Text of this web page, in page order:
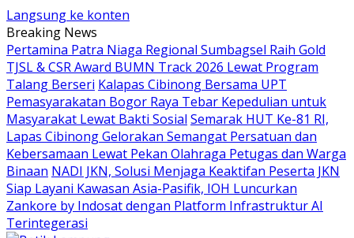
Langsung ke konten
Breaking News
Pertamina Patra Niaga Regional Sumbagsel Raih Gold
TJSL & CSR Award BUMN Track 2026 Lewat Program
Talang Berseri Kalapas Cibinong Bersama UPT
Pemasyarakatan Bogor Raya Tebar Kepedulian untuk
Masyarakat Lewat Bakti Sosial Semarak HUT Ke-81 RI,
Lapas Cibinong Gelorakan Semangat Persatuan dan
Kebersamaan Lewat Pekan Olahraga Petugas dan Warga
Binaan NADI JKN, Solusi Menjaga Keaktifan Peserta JKN
Siap Layani Kawasan Asia-Pasifik, IOH Luncurkan
Zankore by Indosat dengan Platform Infrastruktur AI
Terintegerasi